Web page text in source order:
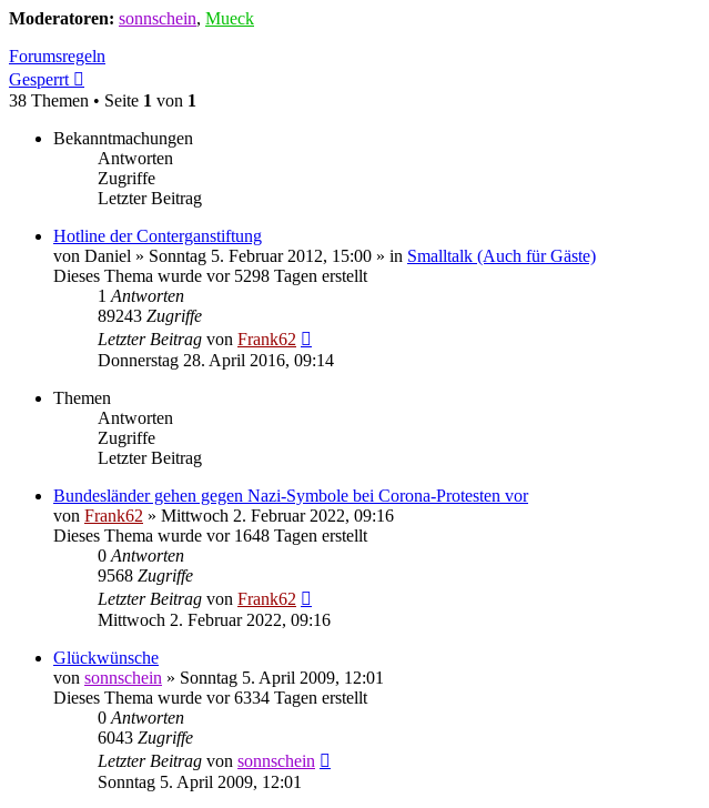
Moderatoren: sonnschein, Mueck
Forumsregeln
Gesperrt
38 Themen • Seite 1 von 1
Bekanntmachungen
Antworten
Zugriffe
Letzter Beitrag
Hotline der Conterganstiftung
von Daniel » Sonntag 5. Februar 2012, 15:00 » in Smalltalk (Auch für Gäste)
Dieses Thema wurde vor 5298 Tagen erstellt
1 Antworten
89243 Zugriffe
Letzter Beitrag von Frank62
Donnerstag 28. April 2016, 09:14
Themen
Antworten
Zugriffe
Letzter Beitrag
Bundesländer gehen gegen Nazi-Symbole bei Corona-Protesten vor
von Frank62 » Mittwoch 2. Februar 2022, 09:16
Dieses Thema wurde vor 1648 Tagen erstellt
0 Antworten
9568 Zugriffe
Letzter Beitrag von Frank62
Mittwoch 2. Februar 2022, 09:16
Glückwünsche
von sonnschein » Sonntag 5. April 2009, 12:01
Dieses Thema wurde vor 6334 Tagen erstellt
0 Antworten
6043 Zugriffe
Letzter Beitrag von sonnschein
Sonntag 5. April 2009, 12:01